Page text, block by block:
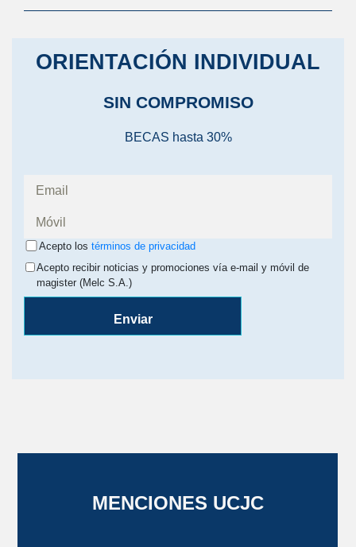
ORIENTACIÓN INDIVIDUAL
SIN COMPROMISO
BECAS hasta 30%
Acepto los términos de privacidad
Acepto recibir noticias y promociones vía e-mail y móvil de
magister (Melc S.A.)
Enviar
MENCIONES UCJC